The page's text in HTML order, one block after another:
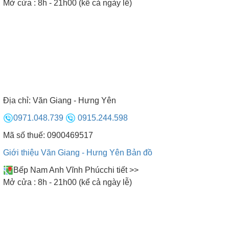
ĐÀ NẴNG:
0901.965.455
phòng xông hơi khô kết hợp ướt theo mọi địa hình và kích
khô vừa có thể xông hơi ướt và có thể dùng phòng xông
hơi ướt để tắm luôn.
Mở cửa : 8h - 21h00 (kể cả ngày lễ)
Địa chỉ: Văn Giang - Hưng Yên
0971.048.739
0915.244.598
Mã số thuế: 0900469517
Giới thiệu Văn Giang - Hưng Yên Bản đồ
Bếp Nam Anh Vĩnh Phúcchi tiết >>
Mở cửa : 8h - 21h00 (kể cả ngày lễ)